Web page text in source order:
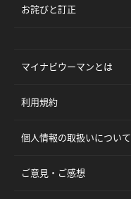
お詫びと訂正
マイナビウーマンとは
利用規約
個人情報の取扱いについて
ご意見・ご感想